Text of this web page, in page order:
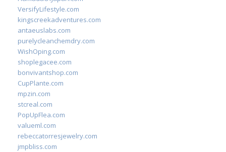
VersifyLifestyle.com
kingscreekadventures.com
antaeuslabs.com
purelycleanchemdry.com
WishOping.com
shoplegacee.com
bonvivantshop.com
CupPlante.com
mpzin.com
stcreal.com
PopUpFlea.com
valueml.com
rebeccatorresjewelry.com
jmpbliss.com